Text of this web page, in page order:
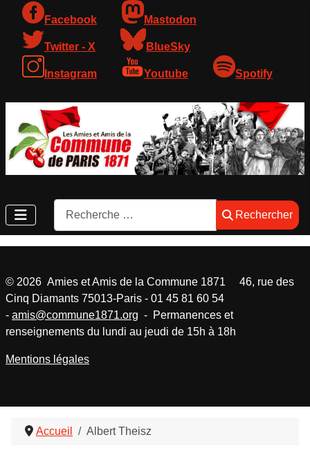
Facebook Mastodon
Twitter - X BlueSky
Instagram Youtube Spotify
Rechercher
Rechercher
Accueil Albert Theisz
© 2026 Amies et Amis de la Commune 1871 46, rue des
Cinq Diamants 75013-Paris - 01 45 81 60 54
- amis@commune1871.org - Permanences et
renseignements du lundi au jeudi de 15h à 18h
Mentions légales